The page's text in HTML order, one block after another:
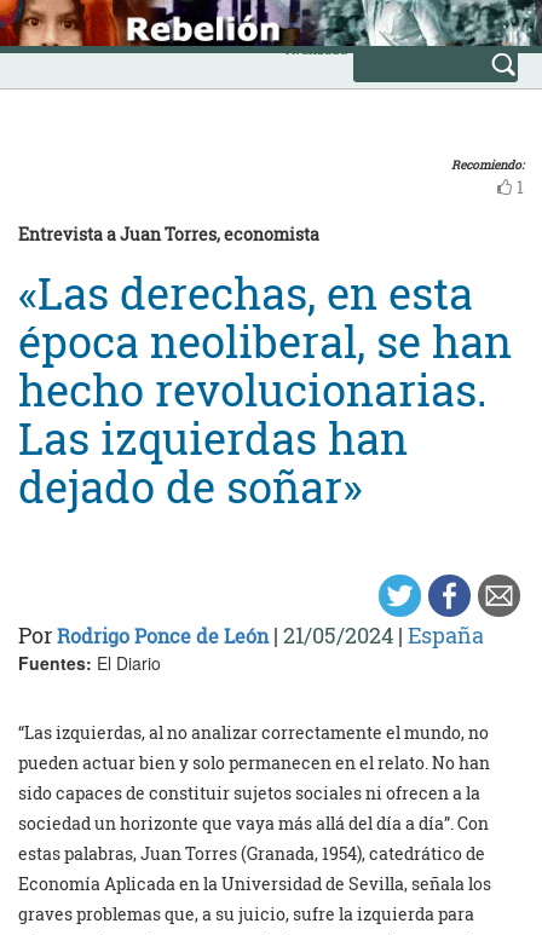
Skip
to
content
INICIO
Avanzada
Recomiendo:
1
Entrevista a Juan Torres, economista
«Las derechas, en esta
época neoliberal, se han
hecho revolucionarias.
Las izquierdas han
dejado de soñar»
PorRodrigo Ponce de León| 21/05/2024 | España
Fuentes: El Diario
“Las izquierdas, al no analizar correctamente el mundo, no
pueden actuar bien y solo permanecen en el relato. No han
sido capaces de constituir sujetos sociales ni ofrecen a la
sociedad un horizonte que vaya más allá del día a día”. Con
estas palabras, Juan Torres (Granada, 1954), catedrático de
Economía Aplicada en la Universidad de Sevilla, señala los
graves problemas que, a su juicio, sufre la izquierda para